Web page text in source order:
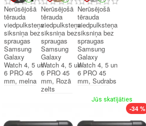
Nerūsējošā
tērauda
viedpulksteņa
siksniņa bez
spraugas
Samsung
Galaxy
Watch 4, 5 un
6 PRO 45
mm, melna
Nerūsējošā
tērauda
viedpulksteņa
siksniņa bez
spraugas
Samsung
Galaxy
Watch 4, 5 un
6 PRO 45
mm, Rozā
zelts
Nerūsējošā
tērauda
viedpulksteņa
siksniņa bez
spraugas
Samsung
Galaxy
Watch 4, 5 un
6 PRO 45
mm, Sudrabs
Jūs skatījāties
-34 %